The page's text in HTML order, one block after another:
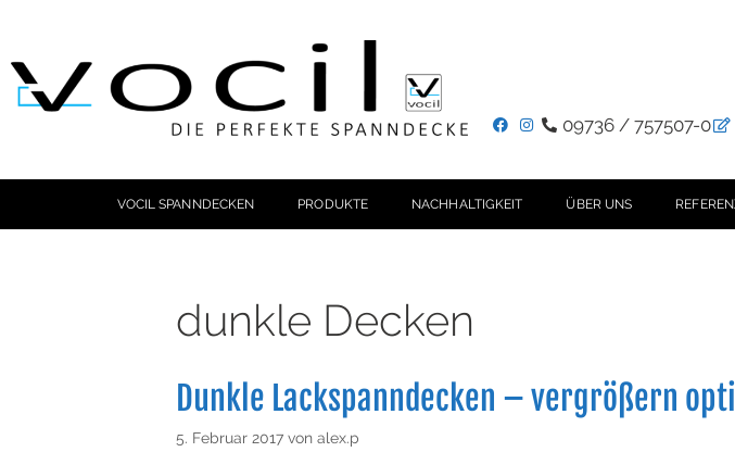
09736 / 757507-0
VOCIL SPANNDECKEN PRODUKTE NACHHALTIGKEIT ÜBER UNS
dunkle Decken
Dunkle Lackspanndecken – vergrößern
5. Februar 2017 von alex.p